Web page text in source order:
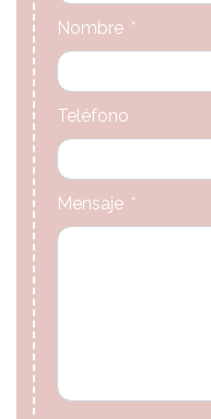
Nombre *
Teléfono
Mensaje *